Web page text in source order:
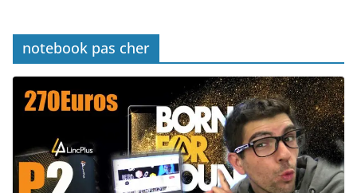
notebook pas cher